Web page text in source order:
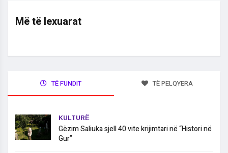
Më të lexuarat
TË FUNDIT TË PELQYERA
KULTURË
Gëzim Saliuka sjell 40 vite krijimtari në “Histori në
Gur”